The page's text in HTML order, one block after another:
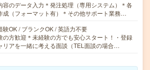
容のデータ入力＊発注処理（専用システム）＊各
成（フォーマット有）＊その他サポート業務…
験OK / ブランクOK / 英語力不要
の方歓迎＊未経験の方でも安心スタート！・登録
リアを一緒に考える面談（TEL面談の場合…